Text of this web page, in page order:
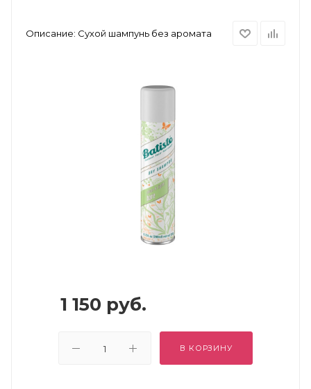
Описание: Сухой шампунь без аромата
1 150 руб.
В КОРЗИНУ